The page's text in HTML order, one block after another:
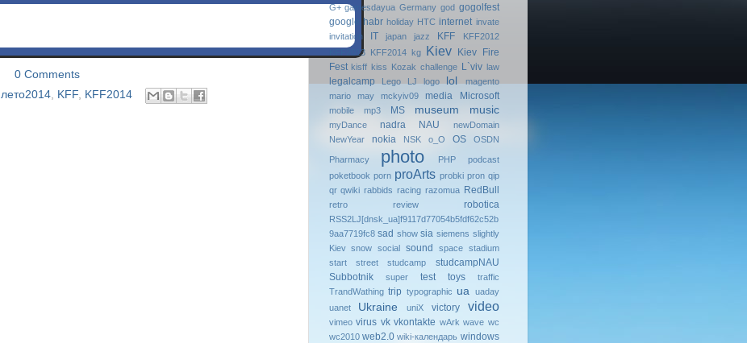
0 Comments
лето2014, KFF, KFF2014
G+ gаmesdауuа Germany god gogolfest
google
habr holiday HTC internet invate
invitation
IT japan jazz KFF
KFF2012
KFF2013
KFF2014 kg Kiev Kiev Fire
Fest kisff kiss Kozak challenge L`viv law
legalcamp Lego LJ logo lol
magento
mario
may mckyiv09 media Microsoft
mobile mp3 MS museum music
myDance nadra NAU
newDomain
NewYear
nokia NSK o_O OS OSDN
Pharmacy photo PHP
podcast
poketbook porn proArts probki pron qip
qr qwiki rabbids racing razomua RedBull
retro review robotica
RSS2LJ[dnsk_ua]f9117d77054b5fdf62c52b
9aa7719fc8 sad show sia siemens slightly
Kiev snow social sound space
stadium
start
street studcamp
studcampNAU
Subbotnik
super test toys
traffic
TrandWathing trip typographic ua
uaday
uanet
Ukraine uniX victory video
vimeo virus vk vkontakte wArk wave wc
wc2010 web2.0 wiki-календарь windows